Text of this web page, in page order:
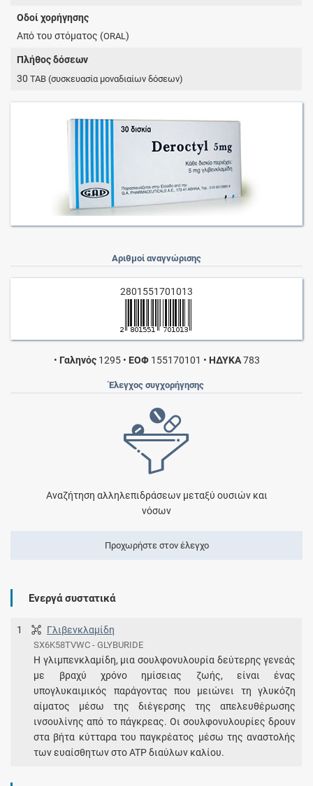
Οδοί χορήγησης
Από του στόματος (ORAL)
Πλήθος δόσεων
30TAB (συσκευασία μοναδιαίων δόσεων)
Αριθμοί αναγνώρισης
2801551701013
• Γαληνός1295 • ΕΟΦ155170101 • ΗΔΥΚΑ783
Έλεγχος συγχορήγησης
Αναζήτηση αλληλεπιδράσεων μεταξύ ουσιών και
νόσων
Προχωρήστε στον έλεγχο
Ενεργά συστατικά
1 Γλιβενκλαμίδη
SX6K58TVWC - GLYBURIDE
Η γλιμπενκλαμίδη, μια σουλφονυλουρία δεύτερης γενεάς
με βραχύ χρόνο ημίσειας ζωής, είναι ένας
υπογλυκαιμικός παράγοντας που μειώνει τη γλυκόζη
αίματος μέσω της διέγερσης της απελευθέρωσης
ινσουλίνης από το πάγκρεας. Οι σουλφονυλουρίες δρουν
στα βήτα κύτταρα του παγκρέατος μέσω της αναστολής
των ευαίσθητων στο ATP διαύλων καλίου.